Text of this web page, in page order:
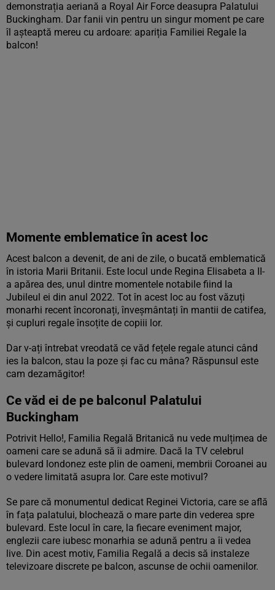
demonstrația aeriană a Royal Air Force deasupra Palatului
Buckingham. Dar fanii vin pentru un singur moment pe care
îl așteaptă mereu cu ardoare: apariția Familiei Regale la
balcon!
Momente emblematice în acest loc
Acest balcon a devenit, de ani de zile, o bucată emblematică
în istoria Marii Britanii. Este locul unde Regina Elisabeta a II-
a apărea des, unul dintre momentele notabile fiind la
Jubileul ei din anul 2022. Tot în acest loc au fost văzuți
monarhi recent încoronați, înveșmântați în mantii de catifea,
și cupluri regale însoțite de copiii lor.
Dar v-ați întrebat vreodată ce văd fețele regale atunci când
ies la balcon, stau la poze și fac cu mâna? Răspunsul este
cam dezamăgitor!
Ce văd ei de pe balconul Palatului
Buckingham
Potrivit Hello!, Familia Regală Britanică nu vede mulțimea de
oameni care se adună să îi admire. Dacă la TV celebrul
bulevard londonez este plin de oameni, membrii Coroanei au
o vedere limitată asupra lor. Care este motivul?
Se pare că monumentul dedicat Reginei Victoria, care se află
în fața palatului, blochează o mare parte din vederea spre
bulevard. Este locul în care, la fiecare eveniment major,
englezii care iubesc monarhia se adună pentru a îi vedea
live. Din acest motiv, Familia Regală a decis să instaleze
televizoare discrete pe balcon, ascunse de ochii oamenilor.